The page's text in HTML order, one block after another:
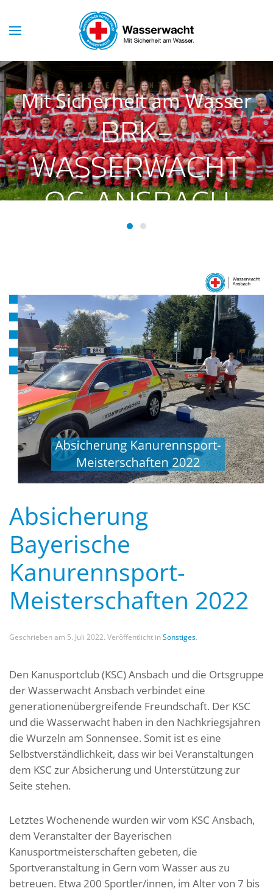
Skip to main content
Mit Sicherheit am Wasser
BRK-
WASSERWACHT
OG ANSBACH
BRK-Wasserwacht OG
Absicherung
Bayerische
Kanurennsport-
Meisterschaften 2022
Geschrieben am 5. Juli 2022. Veröffentlicht inSonstiges.
Den Kanusportclub (KSC) Ansbach und die Ortsgruppe
der Wasserwacht Ansbach verbindet eine
generationenübergreifende Freundschaft. Der KSC
und die Wasserwacht haben in den Nachkriegsjahren
die Wurzeln am Sonnensee. Somit ist es eine
Selbstverständlichkeit, dass wir bei Veranstaltungen
dem KSC zur Absicherung und Unterstützung zur
Seite stehen.
Letztes Wochenende wurden wir vom KSC Ansbach,
dem Veranstalter der Bayerischen
Kanusportmeisterschaften gebeten, die
Sportveranstaltung in Gern vom Wasser aus zu
betreuen. Etwa 200 Sportler/innen, im Alter von 7 bis